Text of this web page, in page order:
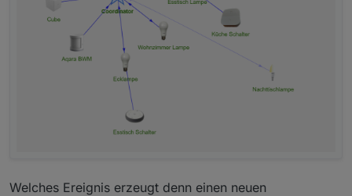
Welches Ereignis erzeugt denn einen neuen